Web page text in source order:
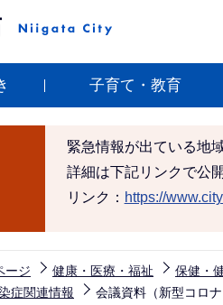
子育て・教育
緊急情報が出ている地
詳細は下記リンクで公
リンク： https://
ージ 健康・医療・福祉 保健・
症関連情報
会議資料（新型コロ